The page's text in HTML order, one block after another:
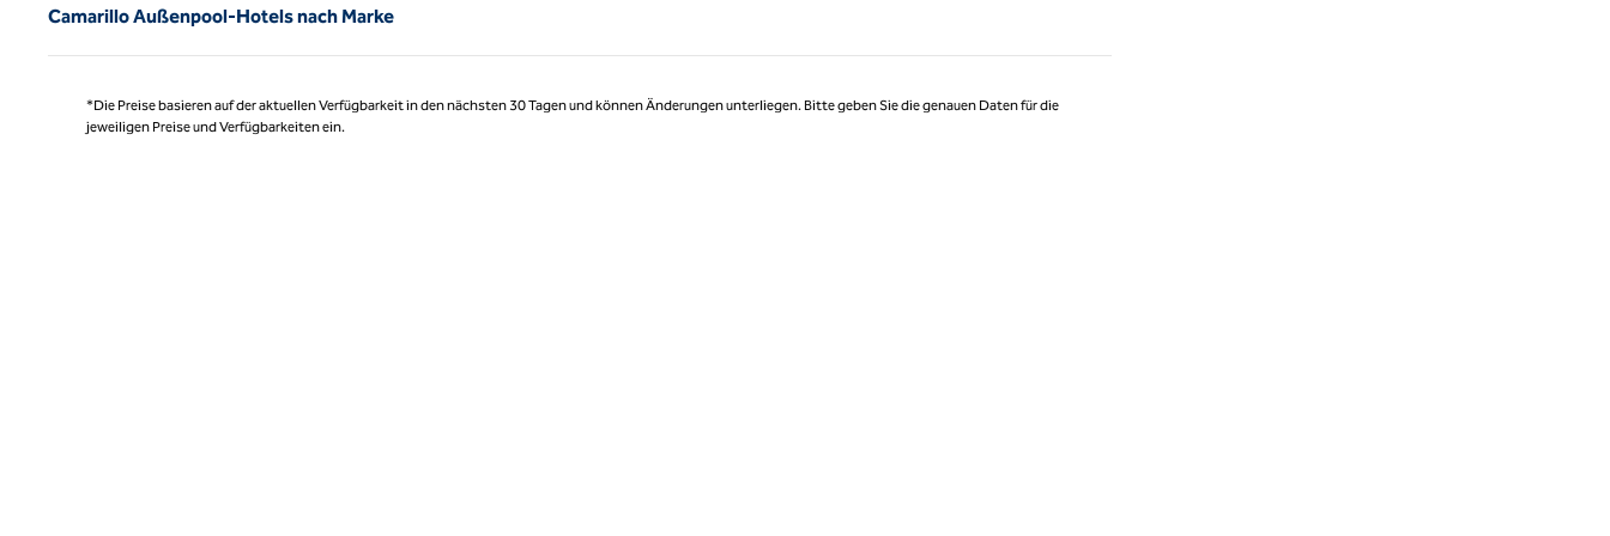
Camarillo Außenpool-Hotels nach Marke
*Die Preise basieren auf der aktuellen Verfügbarkeit in den nächsten 30 Tagen und können Änderungen unterliegen. Bitte geben Sie die genauen Daten für die
jeweiligen Preise und Verfügbarkeiten ein.